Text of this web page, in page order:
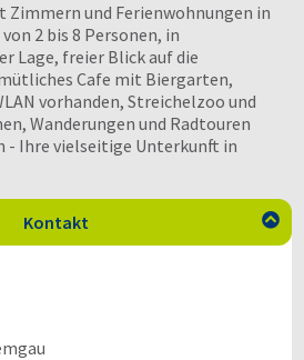
und Ferienwohnungen in
2 bis 8 Personen, in
Lage, freier Blick auf die
Cafe mit Biergarten,
vorhanden, Streichelzoo und
Wanderungen und Radtouren
- Ihre vielseitige Unterkunft in
Kontakt 